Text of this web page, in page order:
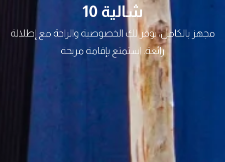
شالية 10
مجهز بالكامل، يوفر لك الخصوصية والراحة مع إطلالة
رائعة. استمتع بإقامة مريحة